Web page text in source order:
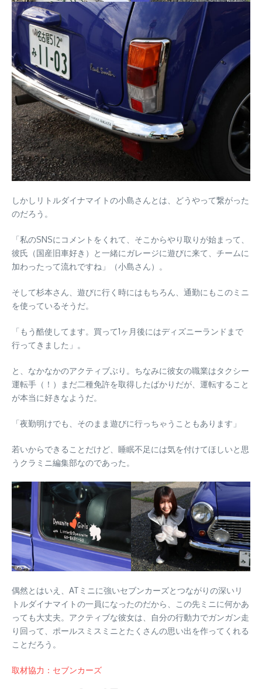
しかしリトルダイナマイトの小島さんとは、どうやって繋がった
のだろう。
「私のSNSにコメントをくれて、そこからやり取りが始まって、
彼氏（国産旧車好き）と一緒にガレージに遊びに来て、チームに
加わったって流れですね」（小島さん）。
そして杉本さん、遊びに行く時にはもちろん、通勤にもこのミニ
を使っているそうだ。
「もう酷使してます。買って1ヶ月後にはディズニーランドまで
行ってきました」。
と、なかなかのアクティブぶり。ちなみに彼女の職業はタクシー
運転手（！）まだ二種免許を取得したばかりだが、運転すること
が本当に好きなようだ。
「夜勤明けでも、そのまま遊びに行っちゃうこともあります」
若いからできることだけど、睡眠不足には気を付けてほしいと思
うクラミニ編集部なのであった。
偶然とはいえ、ATミニに強いセブンカーズとつながりの深いリ
トルダイナマイトの一員になったのだから、この先ミニに何かあ
っても大丈夫。アクティブな彼女は、自分の行動力でガンガン走
り回って、ポールスミスミニとたくさんの思い出を作ってくれる
ことだろう。
取材協力：セブンカーズ